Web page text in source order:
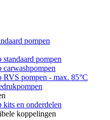
pompen
standaard pompen
carwashpompen
RVS pompen - max. 85°C
kits en onderdelen
koppelingen